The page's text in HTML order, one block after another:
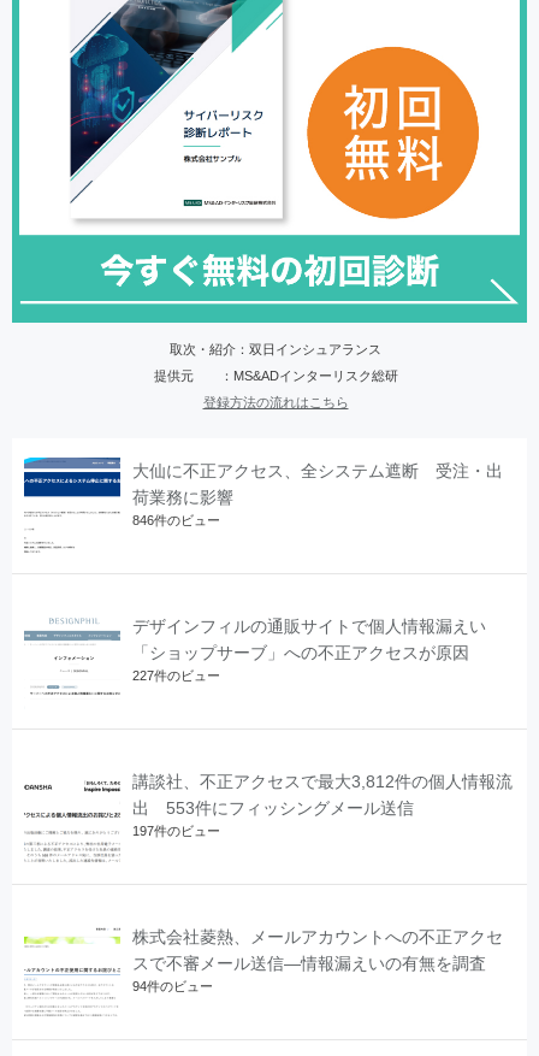
取次・紹介：双日インシュアランス
提供元 ：MS&ADインターリスク総研
登録方法の流れはこちら
大仙に不正アクセス、全システム遮断 受注・出
荷業務に影響
846件のビュー
デザインフィルの通販サイトで個人情報漏えい
「ショップサーブ」への不正アクセスが原因
227件のビュー
講談社、不正アクセスで最大3,812件の個人情報流
出 553件にフィッシングメール送信
197件のビュー
株式会社菱熱、メールアカウントへの不正アクセ
スで不審メール送信―情報漏えいの有無を調査
94件のビュー